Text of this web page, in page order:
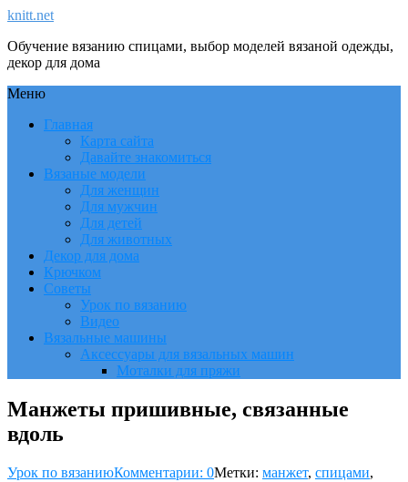
knitt.net
Обучение вязанию спицами, выбор моделей вязаной одежды,
декор для дома
Меню
Главная
Карта сайта
Давайте знакомиться
Вязаные модели
Для женщин
Для мужчин
Для детей
Для животных
Декор для дома
Крючком
Советы
Урок по вязанию
Видео
Вязальные машины
Аксессуары для вязальных машин
Моталки для пряжи
Манжеты пришивные, связанные
вдоль
Урок по вязаниюКомментарии: 0Метки: манжет, спицами,